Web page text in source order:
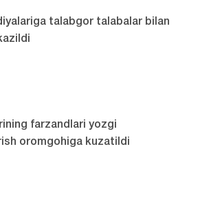
talabgor talabalar bilan
farzandlari yozgi
oromgohiga kuzatildi